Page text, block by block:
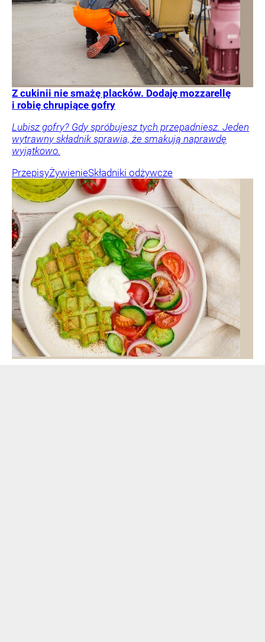
Z cukinii nie smażę placków. Dodaję mozzarellę
i robię chrupiące gofry
Lubisz gofry? Gdy spróbujesz tych przepadniesz. Jeden
wytrawny składnik sprawia, że smakują naprawdę
wyjątkowo.
PrzepisyŻywienieSkładniki odżywcze